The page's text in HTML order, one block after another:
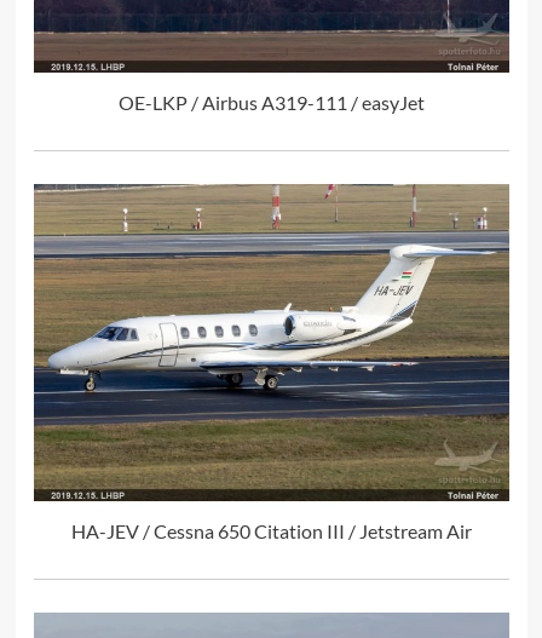
OE-LKP / Airbus A319-111 / easyJet
HA-JEV / Cessna 650 Citation III / Jetstream Air